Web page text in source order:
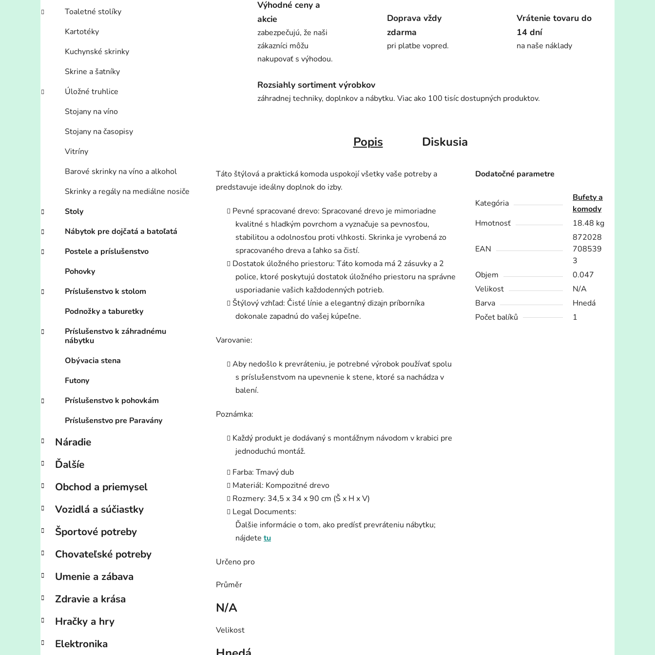
Toaletné stolíky
Kartotéky
Kuchynské skrinky
Skrine a šatníky
Úložné truhlice
Stojany na víno
Stojany na časopisy
Vitríny
Barové skrinky na víno a alkohol
Skrinky a regály na mediálne nosiče
Stoly
Nábytok pre dojčatá a batoľatá
Postele a príslušenstvo
Pohovky
Príslušenstvo k stolom
Podnožky a taburetky
Príslušenstvo k záhradnému
nábytku
Obývacia stena
Futony
Príslušenstvo k pohovkám
Príslušenstvo pre Paravány
Náradie
Ďalšíe
Obchod a priemysel
Vozidlá a súčiastky
Športové potreby
Chovateľské potreby
Umenie a zábava
Zdravie a krása
Hračky a hry
Elektronika
Výhodné ceny a
akcie
zabezpečujú, že naši
zákazníci môžu
nakupovať s výhodou.
Doprava vždy
zdarma
pri platbe vopred.
Vrátenie tovaru do
14 dní
na naše náklady
Rozsiahly sortiment výrobkov
záhradnej techniky, doplnkov a nábytku. Viac ako 100 tisíc dostupných produktov.
Popis Diskusia
Táto štýlová a praktická komoda uspokojí všetky vaše potreby a
predstavuje ideálny doplnok do izby.
Pevné spracované drevo: Spracované drevo je mimoriadne
kvalitné s hladkým povrchom a vyznačuje sa pevnosťou,
stabilitou a odolnosťou proti vlhkosti. Skrinka je vyrobená zo
spracovaného dreva a ľahko sa čistí.
Dostatok úložného priestoru: Táto komoda má 2 zásuvky a 2
police, ktoré poskytujú dostatok úložného priestoru na správne
usporiadanie vašich každodenných potrieb.
Štýlový vzhľad: Čisté línie a elegantný dizajn príborníka
dokonale zapadnú do vašej kúpeľne.
Varovanie:
Aby nedošlo k prevráteniu, je potrebné výrobok používať spolu
s príslušenstvom na upevnenie k stene, ktoré sa nachádza v
balení.
Poznámka:
Každý produkt je dodávaný s montážnym návodom v krabici pre
jednoduchú montáž.
Farba: Tmavý dub
Materiál: Kompozitné drevo
Rozmery: 34,5 x 34 x 90 cm (Š x H x V)
Legal Documents:
Ďalšie informácie o tom, ako predísť prevráteniu nábytku;
nájdete tu
Určeno pro
Průměr
N/A
Velikost
Dodatočné parametre
Kategória
Bufety a
komody
Hmotnosť
18.48 kg
EAN
872028
708539
3
Objem
0.047
Velikost
N/A
Barva
Hnedá
Počet balíků
1